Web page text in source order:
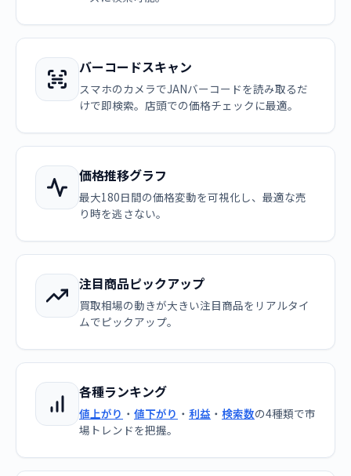
バーコードスキャン
スマホのカメラでJANバーコードを読み取るだ
けで即検索。店頭での価格チェックに最適。
価格推移グラフ
最大180日間の価格変動を可視化し、最適な売
り時を逃さない。
注目商品ピックアップ
買取相場の動きが大きい注目商品をリアルタイ
ムでピックアップ。
各種ランキング
値上がり ・ 値下がり ・ 利益 ・ 検索数の4種類で市
場トレンドを把握。